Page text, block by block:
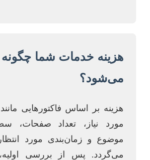
هزینه خدمات شما
می‌شود؟
هزینه بر اساس فاکتورهایی
مورد نیاز، تعداد صفحات،
موضوع و زمان‌بندی مورد
می‌گردد. پس از بررسی اولیه،